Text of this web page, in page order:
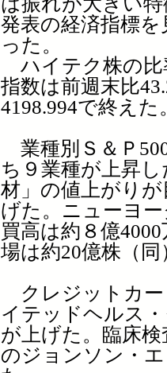
発表の経済指標
った。
ハイテク株の比
指数は前週末比
4198.994で終えた
業種別Ｓ＆Ｐ
ち９業種が上昇
材」の値上がり
げた。ニューヨ
買高は約８億
場は約20億株（
クレジットカー
イテッドヘルス
が上げた。臨床
のジョンソン・